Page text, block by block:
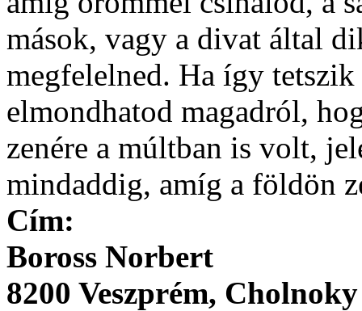
mások, vagy a divat által
megfelelned. Ha így tetszik
elmondhatod magadról,
zenére a múltban is volt,
mindaddig, amíg a földön
Cím:
Boross Norbert
8200 Veszprém,